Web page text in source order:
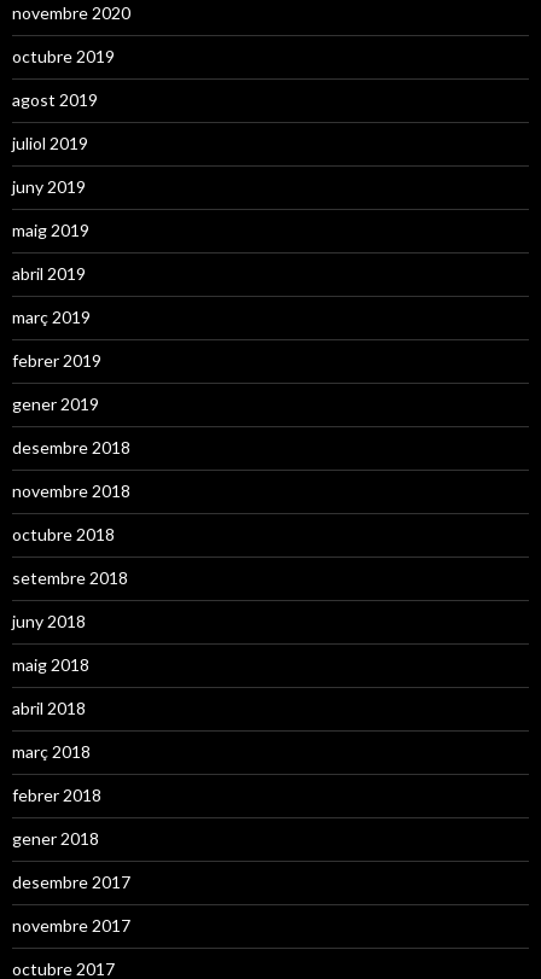
novembre 2020
octubre 2019
agost 2019
juliol 2019
juny 2019
maig 2019
abril 2019
març 2019
febrer 2019
gener 2019
desembre 2018
novembre 2018
octubre 2018
setembre 2018
juny 2018
maig 2018
abril 2018
març 2018
febrer 2018
gener 2018
desembre 2017
novembre 2017
octubre 2017